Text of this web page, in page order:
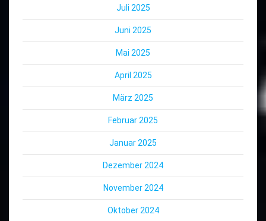
Juli 2025
Juni 2025
Mai 2025
April 2025
März 2025
Februar 2025
Januar 2025
Dezember 2024
November 2024
Oktober 2024